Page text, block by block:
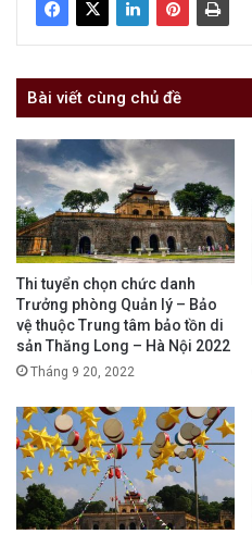
Bài viết cùng chủ đề
Thi tuyển chọn chức danh
Trưởng phòng Quản lý – Bảo
vệ thuộc Trung tâm bảo tồn di
sản Thăng Long – Hà Nội 2022
Tháng 9 20, 2022